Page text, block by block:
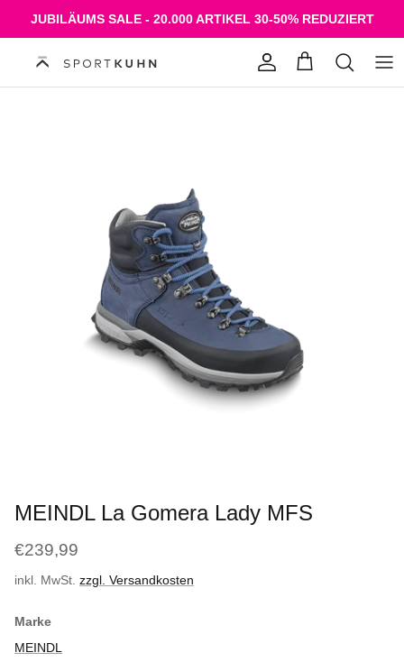
Direkt zum Inhalt
JUBILÄUMS SALE - 20.000 ARTIKEL 30-50% REDUZIERT
Konto Einkaufswagen
MEINDL La Gomera Lady MFS
€239,99
inkl. MwSt. zzgl. Versandkosten
Marke
MEINDL